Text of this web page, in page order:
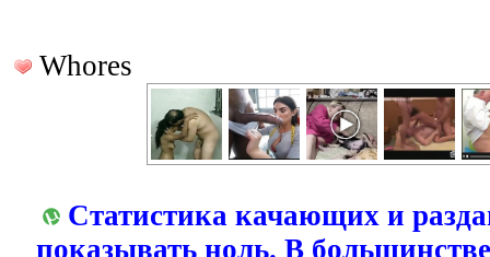
Whores
Статистика качающих и
показывать ноль. В